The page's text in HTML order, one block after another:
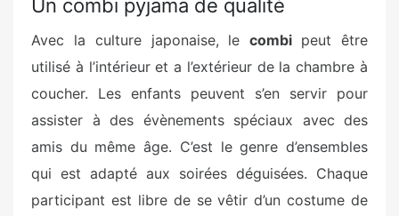
Un combi pyjama de qualité
Avec la culture japonaise, lecombi peut être
utilisé à l’intérieur et a l’extérieur de la chambre à
coucher. Les enfants peuvent s’en servir pour
assister à des évènements spéciaux avec des
amis du même âge. C’est le genre d’ensembles
qui est adapté aux soirées déguisées. Chaque
participant est libre de se vêtir d’un costume de